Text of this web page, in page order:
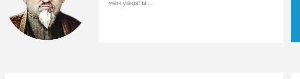
мен уақыты:...